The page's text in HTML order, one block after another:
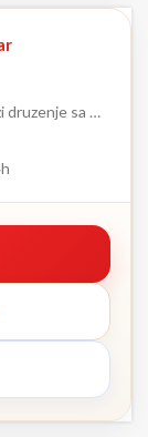
druzenje sa …